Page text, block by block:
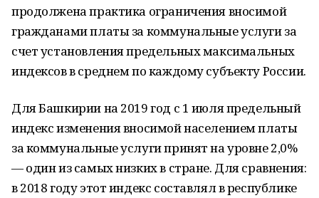
продолжена практика ограничения вносимой
гражданами платы за коммунальные услуги за
счет установления предельных максимальных
индексов в среднем по каждому субъекту России.
Для Башкирии на 2019 год с 1 июля предельный
индекс изменения вносимой населением платы
за коммунальные услуги принят на уровне 2,0%
— один из самых низких в стране. Для сравнения:
в 2018 году этот индекс составлял в республике